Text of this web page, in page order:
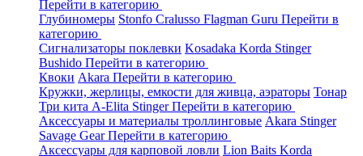
Перейти в категорию
Глубиномеры Stonfo Cralusso Flagman Guru Перейти в
категорию
Сигнализаторы поклевки Kosadaka Korda Stinger
Bushido Перейти в категорию
Квоки Akara Перейти в категорию
Кружки, жерлицы, емкости для живца, аэраторы Тонар
Три кита A-Elita StingerПерейти в категорию
Аксессуары и материалы троллинговые Akara Stinger
Savage GearПерейти в категорию
Аксессуары для карповой ловли Lion Baits Korda